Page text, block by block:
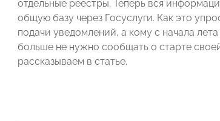
отдельные реестры. Теперь вся
общую базу через Госуслуги. Как это
подачи уведомлений, а кому с начала
больше не нужно сообщать о старте
рассказываем в статье.